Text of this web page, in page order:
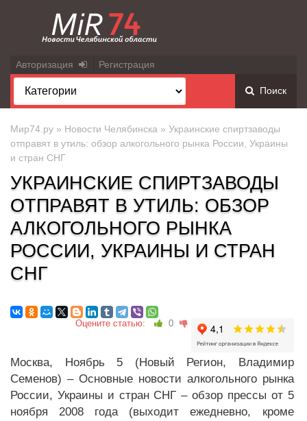
Авторизация Регистрация
Поиск
Мир74.ру » Новости Челябинска » Украинские спиртзаводы
отправят в утиль: обзор алкогольного рынка России, Украины
и стран СНГ
УКРАИНСКИЕ СПИРТЗАВОДЫ
ОТПРАВЯТ В УТИЛЬ: ОБЗОР
АЛКОГОЛЬНОГО РЫНКА
РОССИИ, УКРАИНЫ И СТРАН
СНГ
Оцените статью: 0
Москва, Ноябрь 5 (Новый Регион, Владимир
Семенов) – Основные новости алкогольного рынка
России, Украины и стран СНГ – обзор прессы от 5
ноября 2008 года (выходит ежедневно, кроме